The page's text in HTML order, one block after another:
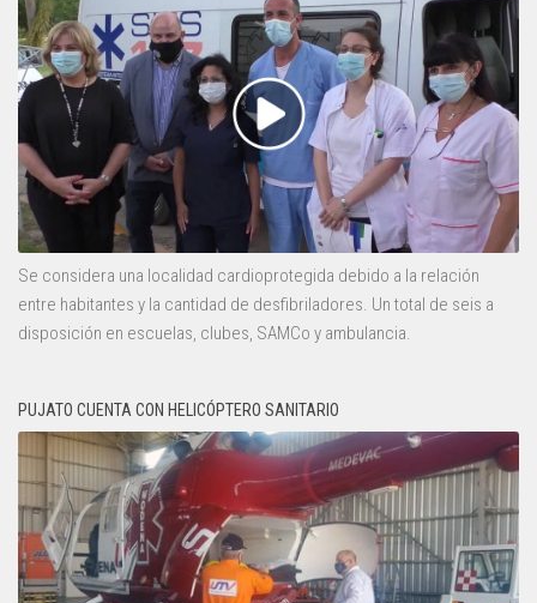
Se considera una localidad cardioprotegida debido a la relación
entre habitantes y la cantidad de desfibriladores. Un total de seis a
disposición en escuelas, clubes, SAMCo y ambulancia.
PUJATO CUENTA CON HELICÓPTERO SANITARIO